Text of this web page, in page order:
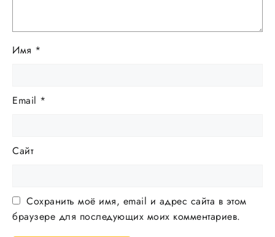
Имя *
Email *
Сайт
Сохранить моё имя, email и адрес сайта в этом
браузере для последующих моих комментариев.